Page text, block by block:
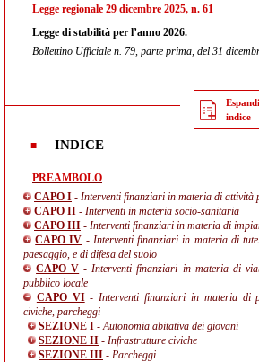
Legge regionale 29 dicembre 2025, n. 61
Legge di stabilità per l’anno 2026.
Bollettino Ufficiale n. 79, parte prima, del 31
Espandi
indice
INDICE
PREAMBOLO
CAPO I - Interventi finanziari in materia di attività
CAPO II - Interventi in materia socio-sanitaria
CAPO III - Interventi finanziari in materia di
CAPO IV - Interventi finanziari in materia di
paesaggio, e di difesa del suolo
CAPO V - Interventi finanziari in materia di
pubblico locale
CAPO VI- Interventi finanziari in materia di
civiche, parcheggi
SEZIONE I - Autonomia abitativa dei giovani
SEZIONE II - Infrastrutture civiche
SEZIONE III - Parcheggi